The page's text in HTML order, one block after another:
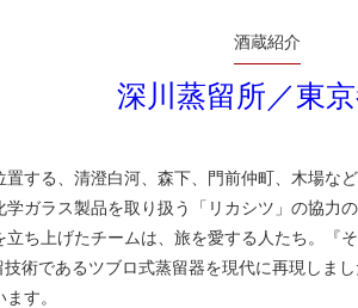
酒蔵紹介
深川蒸留所／東
置する、清澄白河、森下、門前仲町、木場
ガラス製品を取り扱う「リカシツ」の協力
ち上げたチームは、旅を愛する人たち。『
術であるツブロ式蒸留器を現代に再現しま
す。